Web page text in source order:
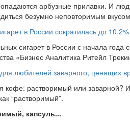
арбузные прилавки. И
безумно неповторимым
в России сократилась до 10,2%
сигарет в России с начала года
«Бизнес Аналитика Ритейл
любителей заварного, ценящих
кофе: растворимый или
“растворимый”.
капсуль...